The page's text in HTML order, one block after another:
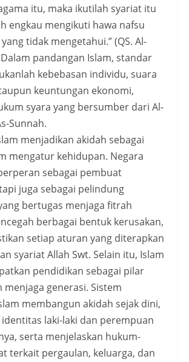
itu, maka ikutilah syariat itu
engkau mengikuti hawa nafsu
tidak mengetahui.” (QS. Al-
Dalam pandangan Islam, standar
kebebasan individu, suara
keuntungan ekonomi,
syara yang bersumber dari Al-
Sunnah.
menjadikan akidah sebagai
mengatur kehidupan. Negara
sebagai pembuat
juga sebagai pelindung
bertugas menjaga fitrah
berbagai bentuk kerusakan,
setiap aturan yang diterapkan
syariat Allah Swt. Selain itu, Islam
pendidikan sebagai pilar
menjaga generasi. Sistem
membangun akidah sejak dini,
laki-laki dan perempuan
serta menjelaskan hukum-
terkait pergaulan, keluarga, dan